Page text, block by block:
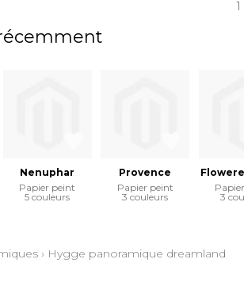
Nenuphar
Papier peint
5 couleurs
Provence
Papier peint
3 couleurs
3
› Hygge panoramique dreamland